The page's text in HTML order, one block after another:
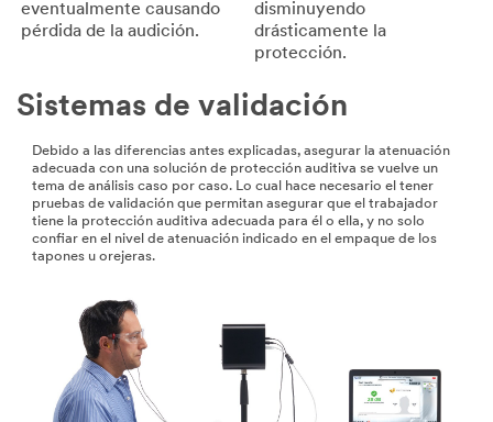
eventualmente causando
pérdida de la audición.
disminuyendo
drásticamente la
protección.
Sistemas de validación
Debido a las diferencias antes explicadas, asegurar la atenuación
adecuada con una solución de protección auditiva se vuelve un
tema de análisis caso por caso. Lo cual hace necesario el tener
pruebas de validación que permitan asegurar que el trabajador
tiene la protección auditiva adecuada para él o ella, y no solo
confiar en el nivel de atenuación indicado en el empaque de los
tapones u orejeras.